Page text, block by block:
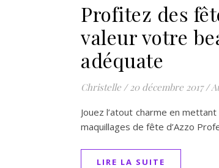
Profitez des
valeur votre
adéquate
Christelle / 20 décembre 2017 /
Jouez l’atout charme en
maquillages de fête d’Azzo
LIRE LA SUITE